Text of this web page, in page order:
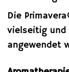
Die
vielseitig und
angewendet